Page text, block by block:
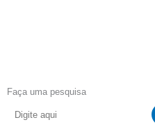
Faça uma pesquisa